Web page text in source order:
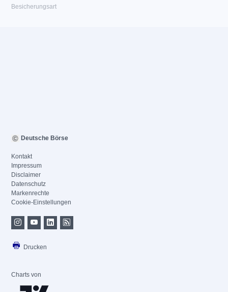
Besicherungsart
Deutsche Börse
Kontakt
Impressum
Disclaimer
Datenschutz
Markenrechte
Cookie-Einstellungen
Drucken
Charts von